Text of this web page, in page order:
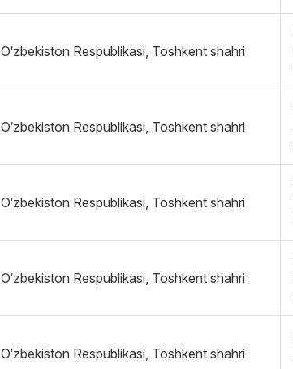
O‘zbekiston Respublikasi, Toshkent shahri
O‘zbekiston Respublikasi, Toshkent shahri
O‘zbekiston Respublikasi, Toshkent shahri
O‘zbekiston Respublikasi, Toshkent shahri
O‘zbekiston Respublikasi, Toshkent shahri